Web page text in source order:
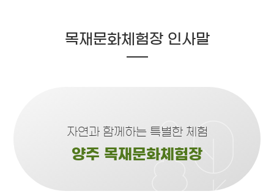
목재문화체험장 인사말
자연과 함께하는 특별한 체험
양주 목재문화체험장